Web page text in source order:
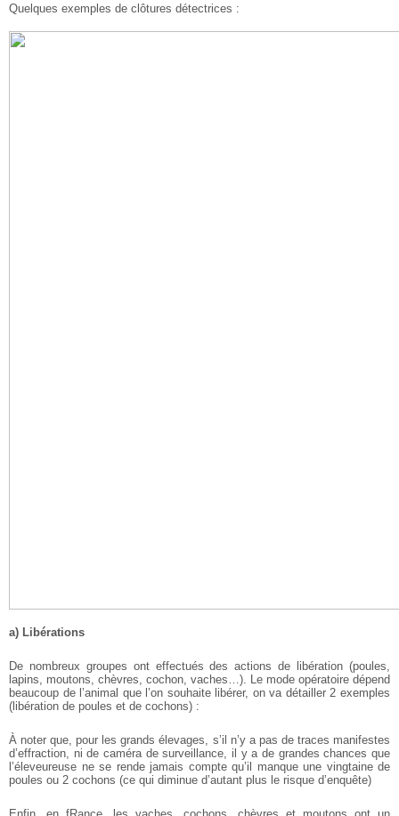
Quelques exemples de clôtures détectrices :
a) Libérations
De nombreux groupes ont effectués des actions de libération (poules,
lapins, moutons, chèvres, cochon, vaches…). Le mode opératoire dépend
beaucoup de l’animal que l’on souhaite libérer, on va détailler 2 exemples
(libération de poules et de cochons) :
À noter que, pour les grands élevages, s’il n’y a pas de traces manifestes
d’effraction, ni de caméra de surveillance, il y a de grandes chances que
l’éleveureuse ne se rende jamais compte qu’il manque une vingtaine de
poules ou 2 cochons (ce qui diminue d’autant plus le risque d’enquête)